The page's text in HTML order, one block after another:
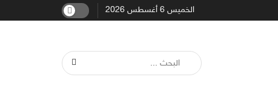
الخميس 6 أغسطس 2026